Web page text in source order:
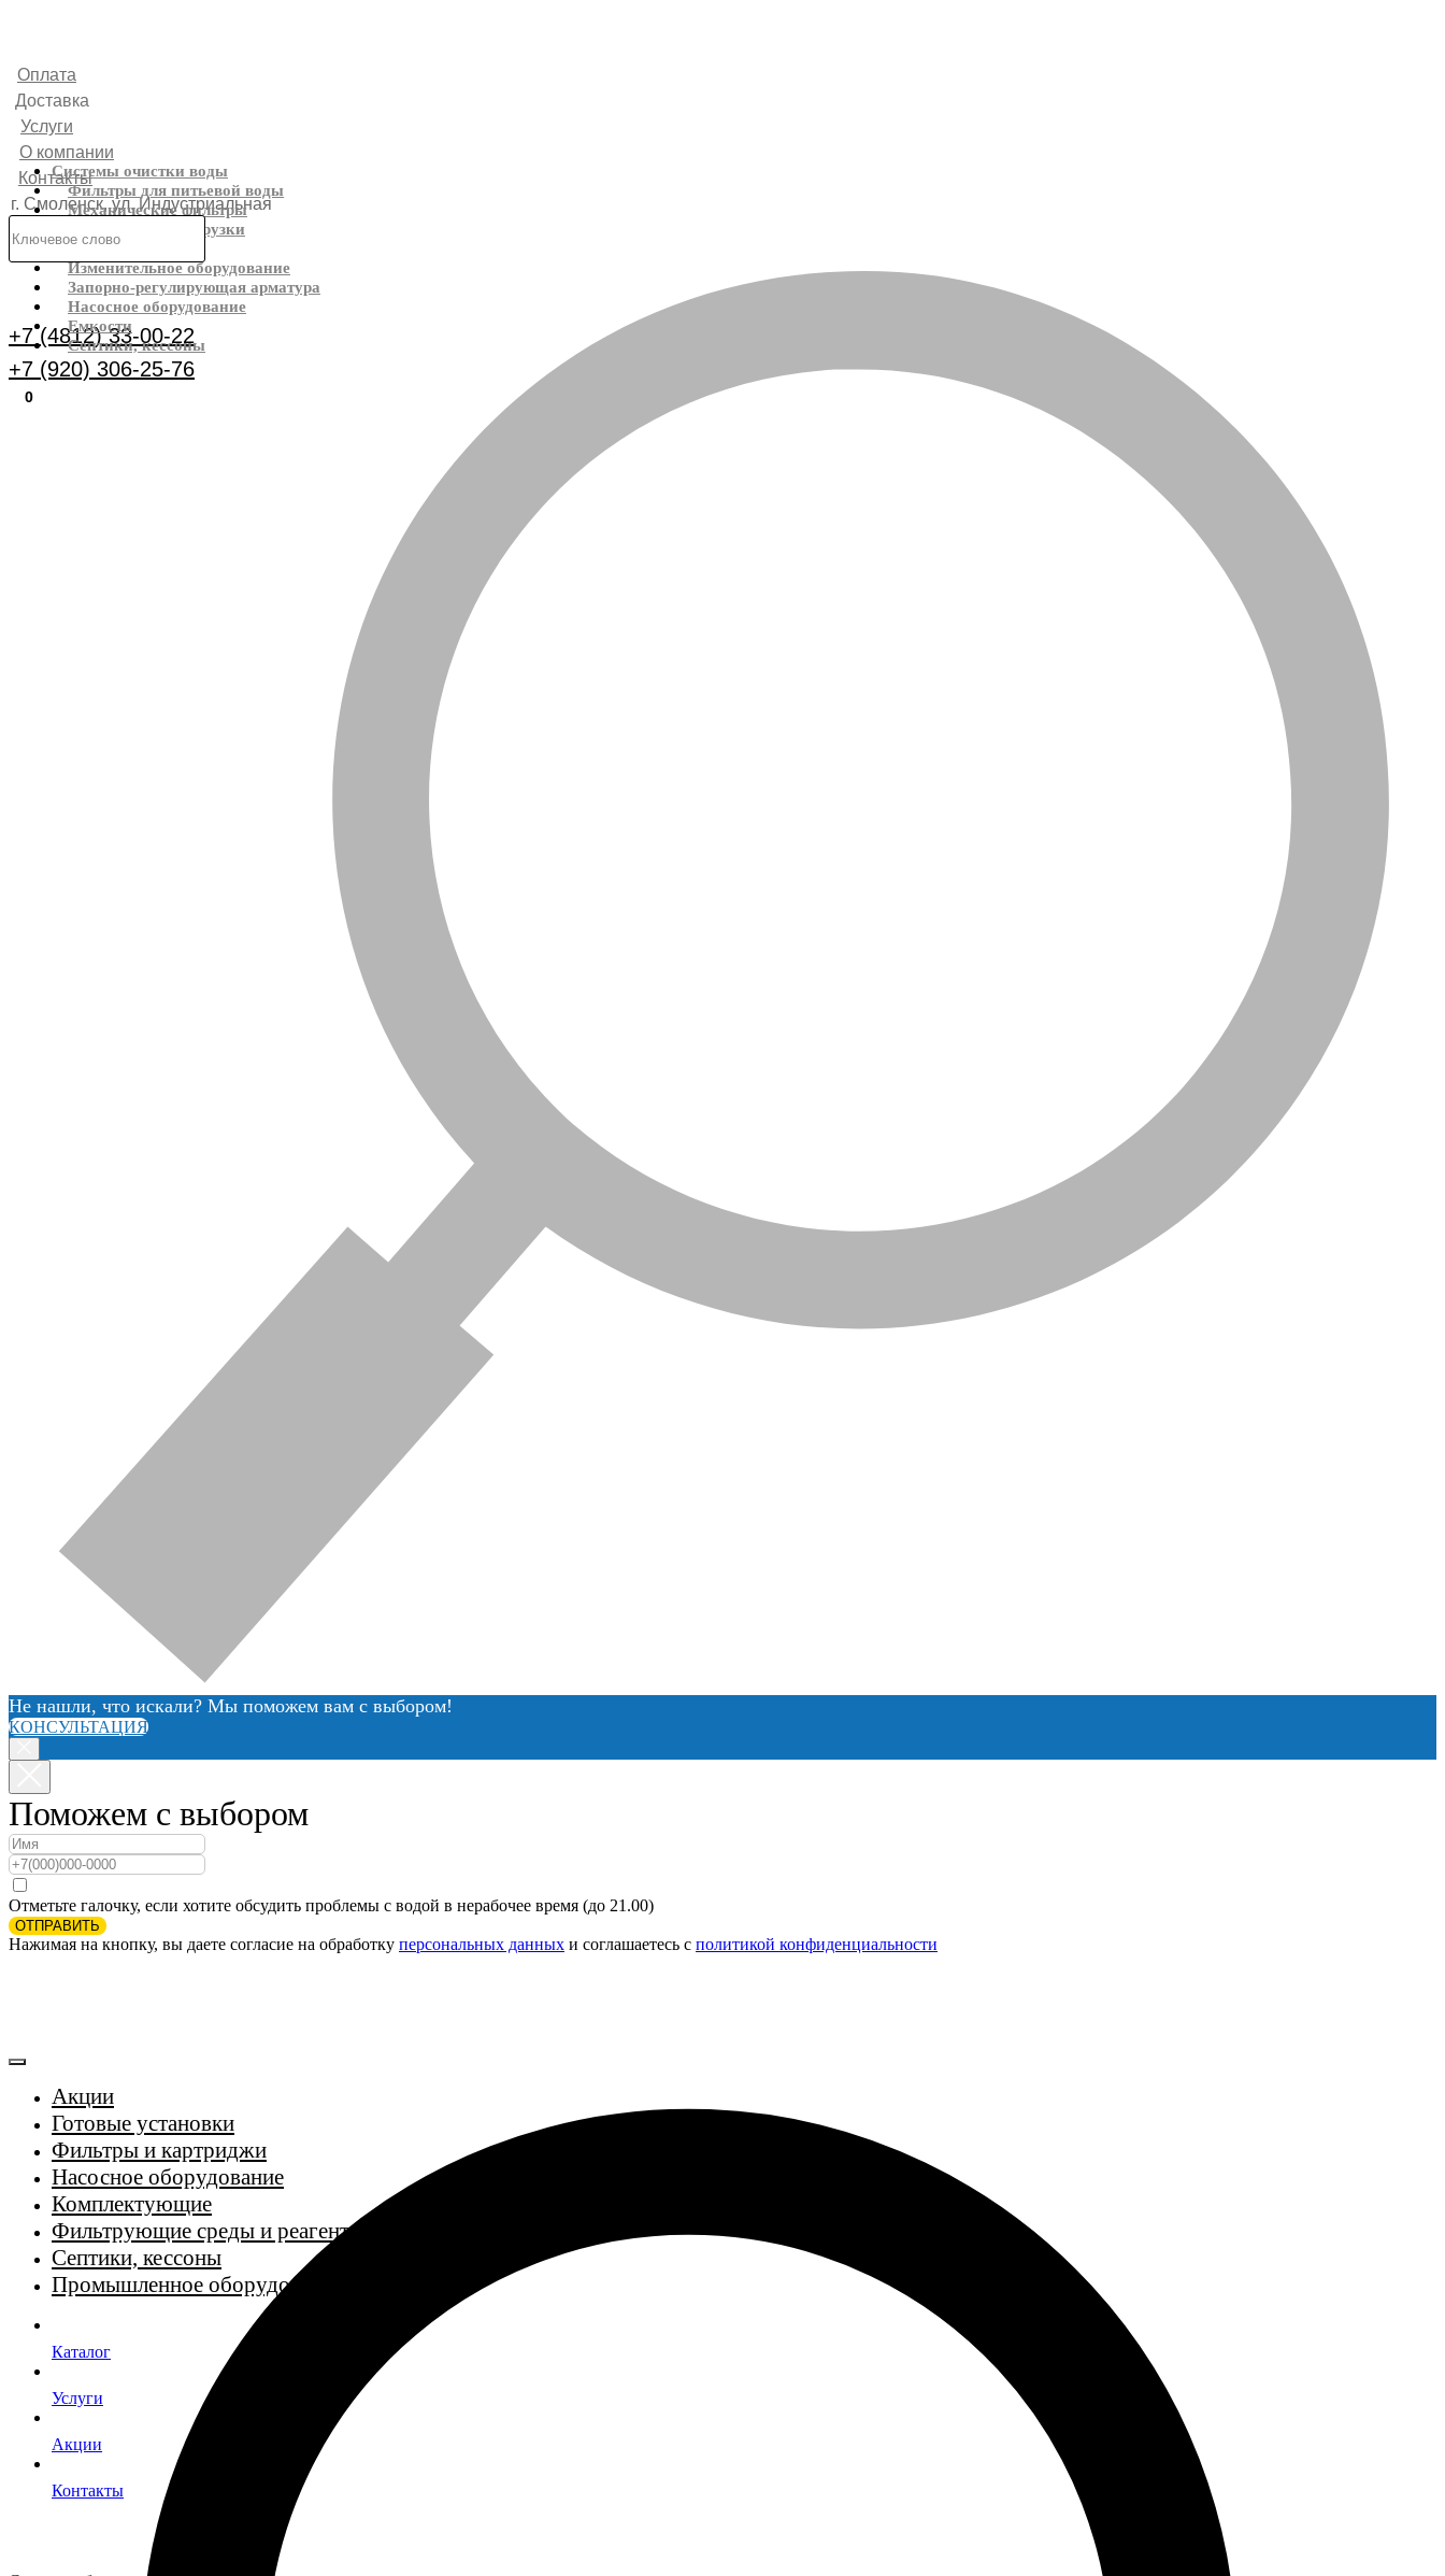
Оплата
Доставка
Услуги
О компании
Контакты
г. Смоленск, ул. Индустриальная
Каталог
+7 (4812) 33-00-22
+7 (920) 306-25-76
0
Системы очистки воды
Фильтры для питьевой воды
Механические фильтры
Фильтрующие загрузки
Реагенты
Изменительное оборудование
Запорно-регулирующая арматура
Насосное оборудование
Емкости
Септики, кессоны
Не нашли, что искали? Мы поможем вам с выбором!
КОНСУЛЬТАЦИЯ
Поможем с выбором
Отметьте галочку, если хотите обсудить проблемы с водой в нерабочее время (до 21.00)
ОТПРАВИТЬ
Нажимая на кнопку, вы даете согласие на обработку персональных данных и соглашаетесь c политикой конфиденциальности
Акции
Готовые установки
Фильтры и картриджи
Насосное оборудование
Комплектующие
Фильтрующие среды и реагенты
Септики, кессоны
Промышленное оборудование
Каталог
Услуги
Акции
Контакты